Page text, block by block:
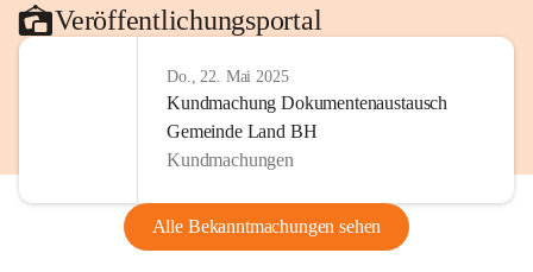
Veröffentlichungsportal
Do., 22. Mai 2025
Kundmachung Dokumentenaustausch
Gemeinde Land BH
Kundmachungen
Alle Bekanntmachungen sehen